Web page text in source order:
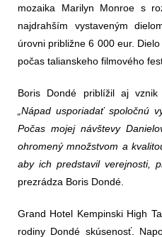
mozaika
Marilyn Monroe s
najdrahším vystaveným
úrovni približne 6 000 eur.
počas talianskeho filmového
Boris Dondé priblížil aj vznik
„Nápad usporiadať spoločnú
Počas mojej návštevy
ohromený množstvom a
aby ich predstavil verejnosti,
prezrádza Boris Dondé.
Grand Hotel Kempinski High
rodiny Dondé skúsenosť.